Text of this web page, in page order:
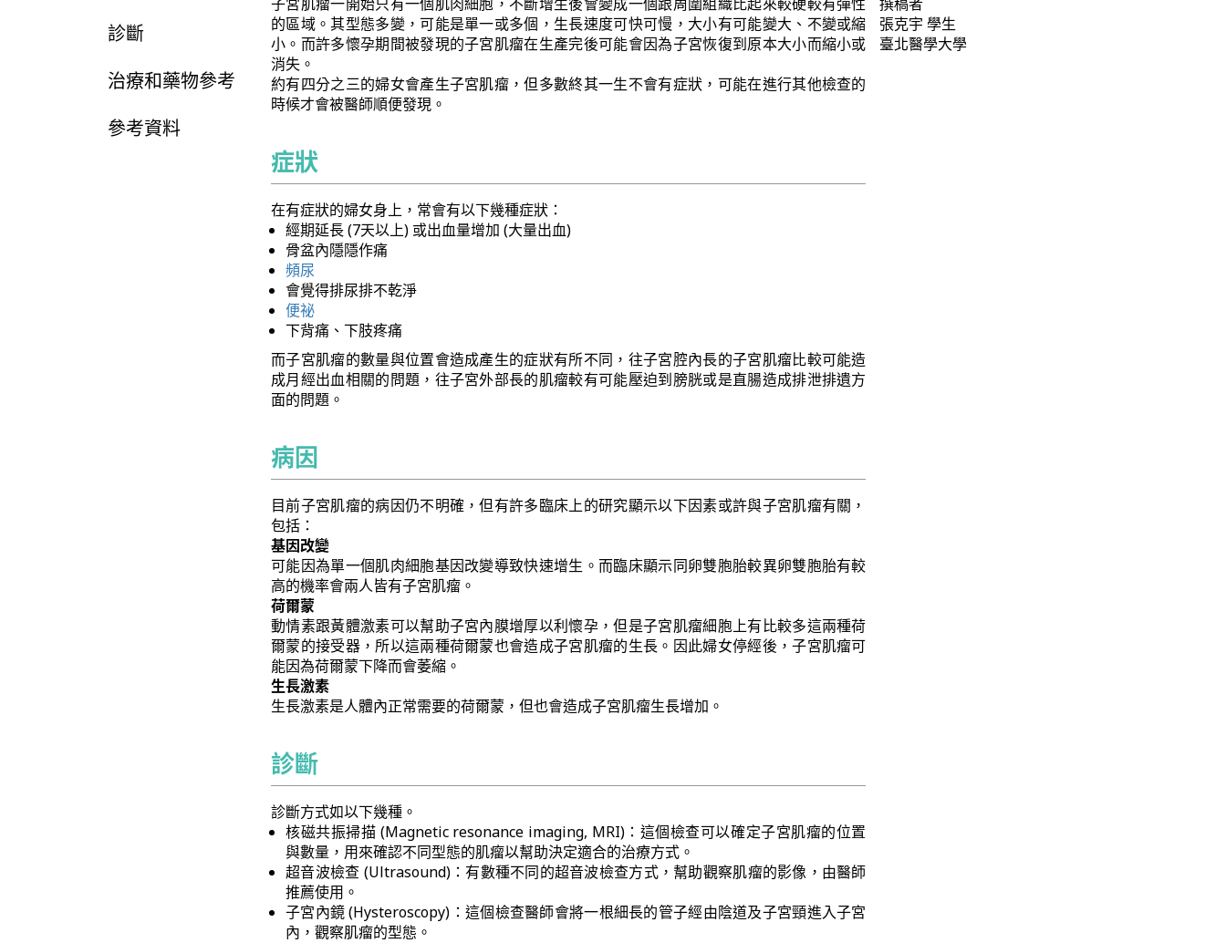
診斷
治療和藥物參考
參考資料
的區域。其型態多變，可能是單一或多個，生長速度可快可慢，大小有可能變大、不變或縮
小。而許多懷孕期間被發現的子宮肌瘤在生產完後可能會因為子宮恢復到原本大小而縮小或
消失。
約有四分之三的婦女會產生子宮肌瘤，但多數終其一生不會有症狀，可能在進行其他檢查的
時候才會被醫師順便發現。
症狀
在有症狀的婦女身上，常會有以下幾種症狀：
經期延長 (7天以上) 或出血量增加 (大量出血)
骨盆內隱隱作痛
頻尿
會覺得排尿排不乾淨
便祕
下背痛、下肢疼痛
而子宮肌瘤的數量與位置會造成產生的症狀有所不同，往子宮腔內長的子宮肌瘤比較可能造
成月經出血相關的問題，往子宮外部長的肌瘤較有可能壓迫到膀胱或是直腸造成排泄排遺方
面的問題。
病因
目前子宮肌瘤的病因仍不明確，但有許多臨床上的研究顯示以下因素或許與子宮肌瘤有關，
包括：
基因改變
可能因為單一個肌肉細胞基因改變導致快速增生。而臨床顯示同卵雙胞胎較異卵雙胞胎有較
高的機率會兩人皆有子宮肌瘤。
荷爾蒙
動情素跟黃體激素可以幫助子宮內膜增厚以利懷孕，但是子宮肌瘤細胞上有比較多這兩種荷
爾蒙的接受器，所以這兩種荷爾蒙也會造成子宮肌瘤的生長。因此婦女停經後，子宮肌瘤可
能因為荷爾蒙下降而會萎縮。
生長激素
生長激素是人體內正常需要的荷爾蒙，但也會造成子宮肌瘤生長增加。
診斷
診斷方式如以下幾種。
核磁共振掃描 (Magnetic resonance imaging, MRI)：這個檢查可以確定子宮肌瘤的位置
與數量，用來確認不同型態的肌瘤以幫助決定適合的治療方式。
超音波檢查 (Ultrasound)：有數種不同的超音波檢查方式，幫助觀察肌瘤的影像，由醫師
推薦使用。
子宮內鏡 (Hysteroscopy)：這個檢查醫師會將一根細長的管子經由陰道及子宮頸進入子宮
內，觀察肌瘤的型態。
張克宇 學生
臺北醫學大學